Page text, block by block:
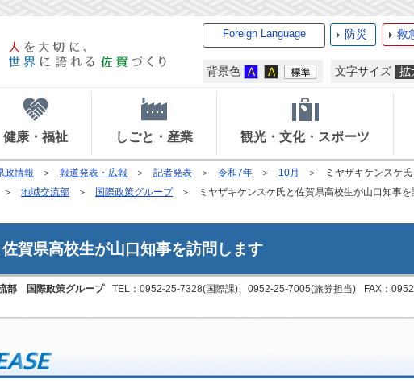
Foreign Language 防災 救
背景色 文字サイズ
健康・福祉 しごと・産業 観光・文化・スポーツ
政情報 報道発表・広報 記者発表 令和7年 10月
ミヤザキケンスケ
地域交流部 国際政策グループ ミヤザキケンスケ氏と佐賀県高校生が山口知事
賀県高校生が山口知事を訪問します
部 国際政策グループ TEL：0952-25-7328(国際課)、0952-25-7005(旅券担当) FAX：